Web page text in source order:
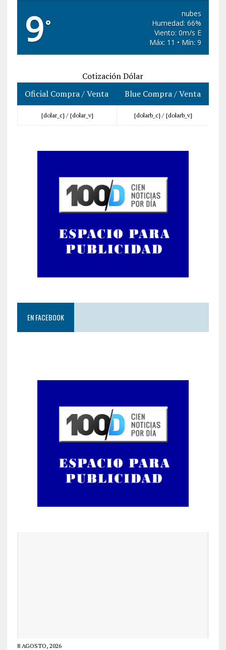
9°
nubes
Humedad: 66%
Viento: 0m/s E
Máx: 11 • Mín: 9
Cotización Dólar
Oficial Compra / Venta
Blue Compra / Venta
{dolar_c} / {dolar_v} {dolarb_c} / {dolarb_v}
EN FACEBOOK
8 AGOSTO, 2026